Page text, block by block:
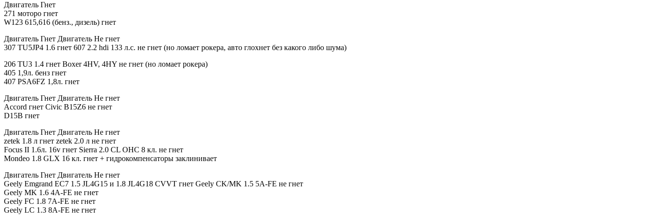
Двигатель Гнет
271 моторо гнет
W123 615,616 (бенз., дизель) гнет
Двигатель Гнет Двигатель Не гнет
307 TU5JP4 1.6 гнет 607 2.2 hdi 133 л.с. не гнет (но ломает рокера, авто глохнет без какого либо шума)
206 TU3 1.4 гнет Boxer 4HV, 4HY не гнет (но ломает рокера)
405 1,9л. бенз гнет
407 PSA6FZ 1,8л. гнет
Двигатель Гнет Двигатель Не гнет
Accord гнет Civic В15Z6 не гнет
D15B гнет
Двигатель Гнет Двигатель Не гнет
zetek 1.8 л гнет zetek 2.0 л не гнет
Focus II 1.6л. 16v гнет Sierra 2.0 CL OHC 8 кл. не гнет
Mondeo 1.8 GLX 16 кл. гнет + гидрокомпенсаторы заклинивает
Двигатель Гнет Двигатель Не гнет
Geely Emgrand EC7 1.5 JL4G15 и 1.8 JL4G18 CVVT гнет Geely CK/MK 1.5 5A-FE не гнет
Geely MK 1.6 4A-FE не гнет
Geely FC 1.8 7A-FE не гнет
Geely LC 1.3 8A-FE не гнет